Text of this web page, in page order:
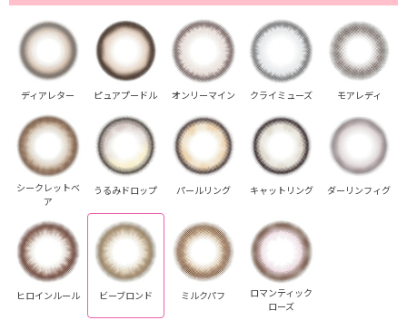
ディアレター ピュアプードル オンリーマイン クライミューズ モアレディ
シークレットベ
ア
うるみドロップ パールリング キャットリング ダーリンフィグ
ヒロインルール ビーブロンド ミルクパフ
ロマンティック
ローズ